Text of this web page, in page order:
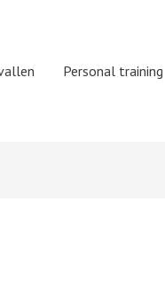
Personal training